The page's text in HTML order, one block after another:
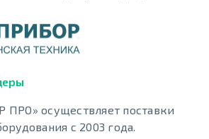
осуществляет поставки
с 2003 года.